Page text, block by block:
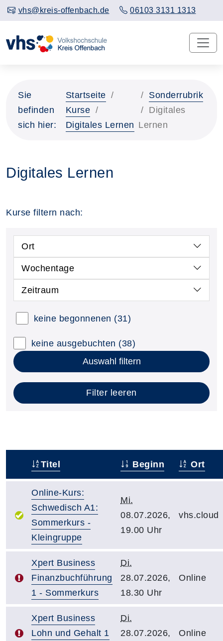
vhs@kreis-offenbach.de 06103 3131 1313
Sie
befinden
sich hier:
Startseite
Kurse
Digitales Lernen
Sonderrubrik
Digitales
Lernen
Digitales Lernen
Kurse filtern nach:
Ort
Wochentage
Zeitraum
keine begonnenen (31)
keine ausgebuchten (38)
Auswahl filtern
Filter leeren
Titel Beginn Ort
Online-Kurs:
Schwedisch A1:
Sommerkurs -
Kleingruppe
Mi.
08.07.2026,
19.00 Uhr
vhs.cloud
Xpert Business
Finanzbuchführung
1 - Sommerkurs
Di.
28.07.2026,
18.30 Uhr
Online
Xpert Business
Lohn und Gehalt 1
Di.
28.07.2026,
Online